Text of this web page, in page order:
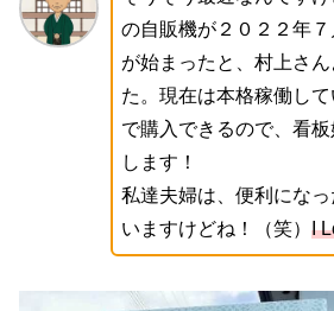
の自販機が２０２２年
が始まったと、村上さ
た。現在は本格稼働し
で購入できるので、看
します！
私達夫婦は、便利にな
いますけどね！（笑） I